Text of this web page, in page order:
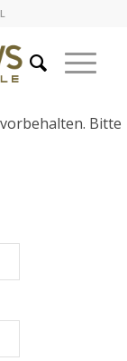
Bitte